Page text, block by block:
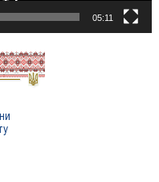
05:11